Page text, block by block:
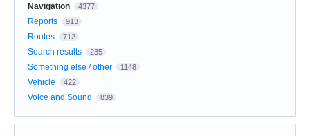
Navigation 4377
Reports 913
Routes 712
Search results 235
Something else / other 1148
Vehicle 422
Voice and Sound 839